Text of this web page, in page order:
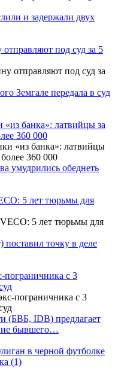
и задержали двух
под суд за 5
Земгале передала в суд
банка»: латвийцы за
360 000
умудрились обеднеть
5 лет тюрьмы для
точку в деле
пограничника с 3
(БВБ, IDB) предлагает
бывшего…
в черной футболке
(1)